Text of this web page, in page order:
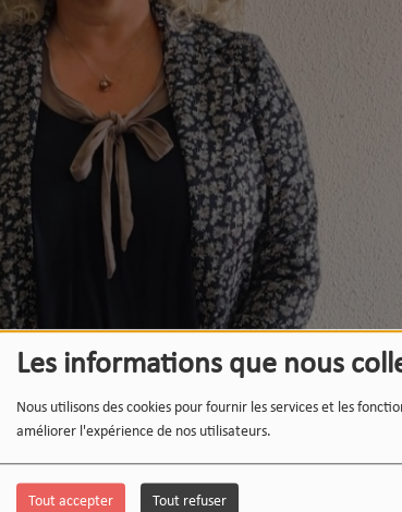
Les informations que nous
Nous utilisons des cookies pour fournir les services et les
améliorer l'expérience de nos utilisateurs.
Tout accepter Tout refuser